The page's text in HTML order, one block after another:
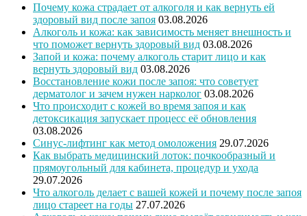
Почему кожа страдает от алкоголя и как вернуть ей
здоровый вид после запоя 03.08.2026
Алкоголь и кожа: как зависимость меняет внешность и
что поможет вернуть здоровый вид 03.08.2026
Запой и кожа: почему алкоголь старит лицо и как
вернуть здоровый вид 03.08.2026
Восстановление кожи после запоя: что советует
дерматолог и зачем нужен нарколог 03.08.2026
Что происходит с кожей во время запоя и как
детоксикация запускает процесс её обновления
03.08.2026
Синус-лифтинг как метод омоложения 29.07.2026
Как выбрать медицинский лоток: почкообразный и
прямоугольный для кабинета, процедур и ухода
29.07.2026
Что алкоголь делает с вашей кожей и почему после запоя
лицо стареет на годы 27.07.2026